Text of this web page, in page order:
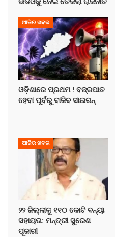
ଆଜିର ଖବର
ଓଡ଼ିଶାରେ ପ୍ରଥମ ! ବଜ୍ରପାତ
ହେବା ପୂର୍ବରୁ ବାଜିବ ସାଇରନ୍
ଆଜିର ଖବର
୨୨ ଜିଲ୍ଲାକୁ ୧୧୦ କୋଟି ବନ୍ୟା
ସହାୟତା: ମନ୍ତ୍ରୀ ସୁରେଶ
ପୂଜାରୀ